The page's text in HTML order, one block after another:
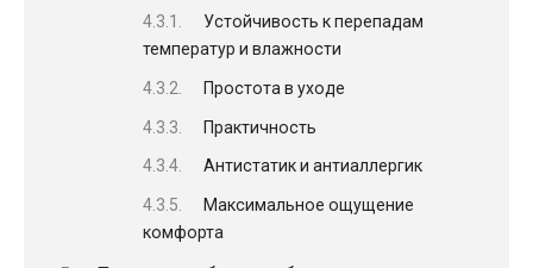
Устойчивость к перепадам
температур и влажности
Простота в уходе
Практичность
Антистатик и антиаллергик
Максимальное ощущение
комфорта